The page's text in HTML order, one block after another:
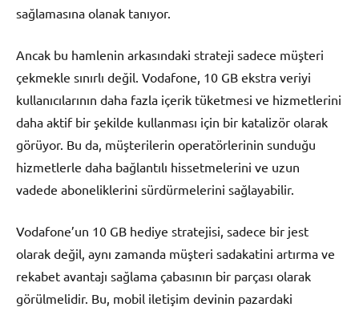
sağlamasına olanak tanıyor.
Ancak bu hamlenin arkasındaki strateji sadece müşteri
çekmekle sınırlı değil. Vodafone, 10 GB ekstra veriyi
kullanıcılarının daha fazla içerik tüketmesi ve hizmetlerini
daha aktif bir şekilde kullanması için bir katalizör olarak
görüyor. Bu da, müşterilerin operatörlerinin sunduğu
hizmetlerle daha bağlantılı hissetmelerini ve uzun
vadede aboneliklerini sürdürmelerini sağlayabilir.
Vodafone’un 10 GB hediye stratejisi, sadece bir jest
olarak değil, aynı zamanda müşteri sadakatini artırma ve
rekabet avantajı sağlama çabasının bir parçası olarak
görülmelidir. Bu, mobil iletişim devinin pazardaki